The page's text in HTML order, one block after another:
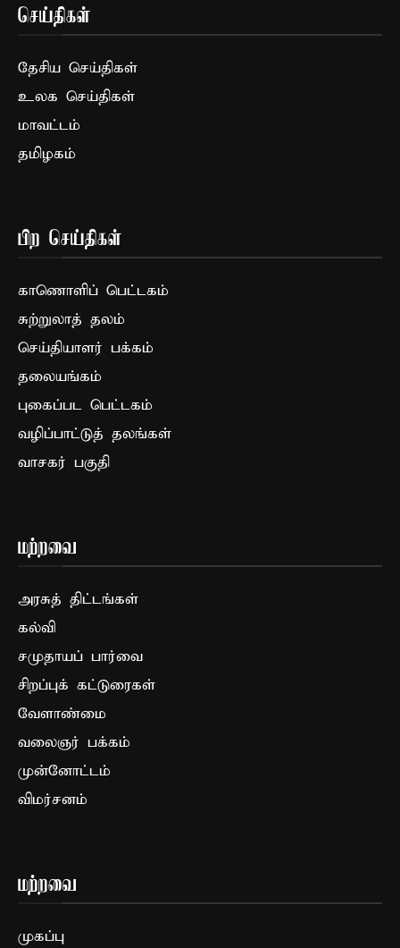
செய்திகள்
தேசிய செய்திகள்
உலக செய்திகள்
மாவட்டம்
தமிழகம்
பிற செய்திகள்
காணொளிப் பெட்டகம்
சுற்றுலாத் தலம்
செய்தியாளர் பக்கம்
தலையங்கம்
புகைப்பட பெட்டகம்
வழிப்பாட்டுத் தலங்கள்
வாசகர் பகுதி
மற்றவை
அரசுத் திட்டங்கள்
கல்வி
சமுதாயப் பார்வை
சிறப்புக் கட்டுரைகள்
வேளாண்மை
வலைஞர் பக்கம்
முன்னோட்டம்
விமர்சனம்
மற்றவை
முகப்பு